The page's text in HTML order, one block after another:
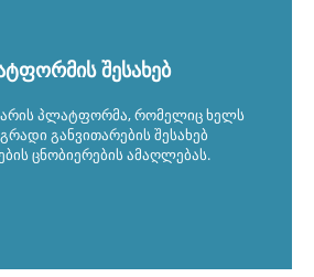
შესახებ
არის პლატფორმა, რომელიც ხელს
განვითარების შესახებ
ცნობიერების ამაღლებას.